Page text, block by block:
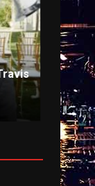
Anti-
9